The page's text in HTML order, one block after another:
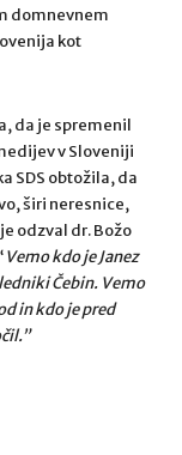
domnevnem
kot
da je spremenil
v Sloveniji
SDS obtožila, da
širi neresnice,
odzval dr. Božo
Vemo kdo je Janez
Čebin. Vemo
in kdo je pred